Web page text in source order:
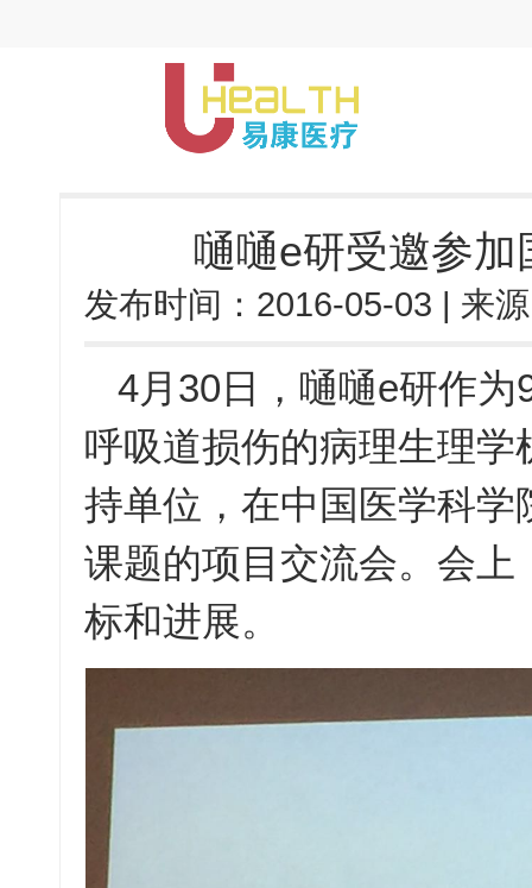
嗵嗵e研受邀参
发布时间： 2016-05-03 | 来
4月30日，嗵嗵e研作
呼吸道损伤的病理生理
持单位，在中国医学科
课题的项目交流会。会
标和进展。